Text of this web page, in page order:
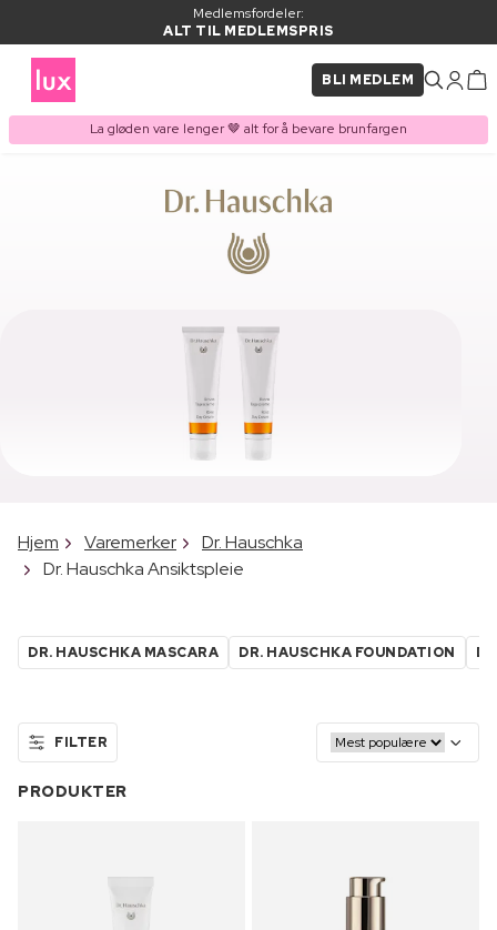
Medlemsfordeler:
ALT TIL MEDLEMSPRIS
BLI MEDLEM
La gløden vare lenger 🤎 alt for å bevare brunfargen
Hjem Varemerker
Dr. Hauschka
Dr. Hauschka Ansiktspleie
DR. HAUSCHKA MASCARA DR. HAUSCHKA FOUNDATION
FILTER
PRODUKTER